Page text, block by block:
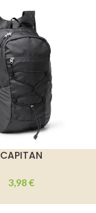
CAPITAN
3,98€